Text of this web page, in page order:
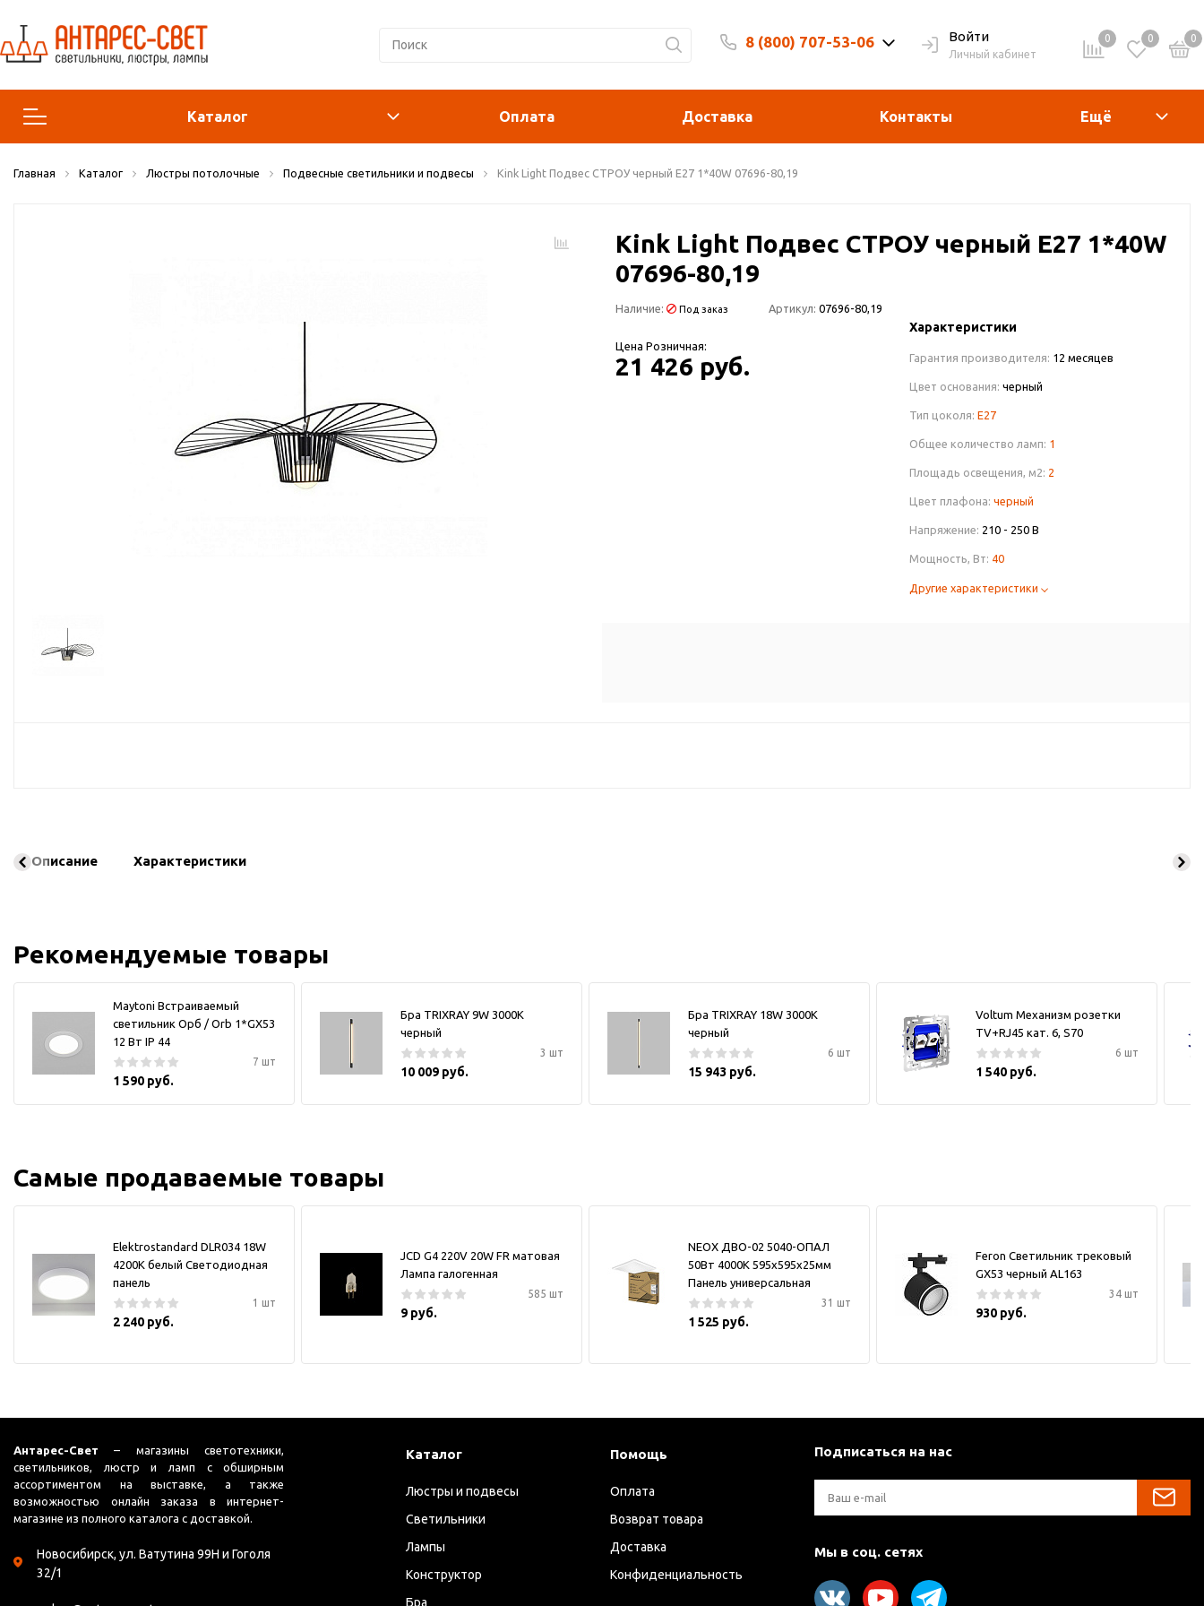
8 (800) 707-53-06 Войти
Личный кабинет
0 0 0
Каталог
Люстры и подвесы
Прожекторы
Оплата Доставка Контакты Ещё
Главная Каталог Люстры потолочные Подвесные светильники и подвесы Kink Light Подвес СТРОУ черный Е27 1*40W 07696-80,19
Kink Light Подвес СТРОУ черный Е27 1*40W
07696-80,19
Наличие: Под заказ Артикул: 07696-80,19
Цена Розничная:
21 426 руб.
Характеристики
Гарантия производителя: 12 месяцев
Цвет основания: черный
Тип цоколя: E27
Общее количество ламп: 1
Площадь освещения, м2: 2
Цвет плафона: черный
Напряжение: 210 - 250 В
Мощность, Вт: 40
Другие характеристики
Описание Характеристики
Рекомендуемые товары
Maytoni Встраиваемый
светильник Орб / Orb 1*GX53
12 Вт IP 44
7 шт
1 590 руб.
Бра TRIXRAY 9W 3000К
черный
3 шт
10 009 руб.
Бра TRIXRAY 18W 3000К
черный
6 шт
15 943 руб.
Voltum Механизм розетки
TV+RJ45 кат. 6, S70
6 шт
1 540 руб.
Самые продаваемые товары
Elektrostandard DLR034 18W
4200K белый Светодиодная
панель
1 шт
2 240 руб.
JCD G4 220V 20W FR матовая
Лампа галогенная
585 шт
9 руб.
NEOX ДВО-02 5040-ОПАЛ
50Вт 4000К 595х595х25мм
Панель универсальная
31 шт
1 525 руб.
Feron Светильник трековый
GX53 черный AL163
34 шт
930 руб.
Антарес-Свет – магазины светотехники,
светильников, люстр и ламп с обширным
ассортиментом на выставке, а также
возможностью онлайн заказа в интернет-
магазине из полного каталога с доставкой.
Новосибирск, ул. Ватутина 99Н и Гоголя
32/1
Каталог
Люстры и подвесы
Светильники
Лампы
Конструктор
Бра
Помощь
Оплата
Возврат товара
Доставка
Конфиденциальность
Подписаться на нас
Мы в соц. сетях